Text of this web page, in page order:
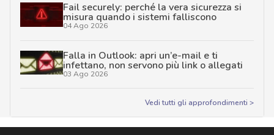
Fail securely: perché la vera sicurezza si
misura quando i sistemi falliscono
04 Ago 2026
Falla in Outlook: apri un’e-mail e ti
infettano, non servono più link o allegati
03 Ago 2026
Vedi tutti gli approfondimenti >